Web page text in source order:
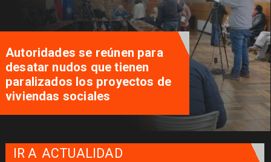
Alcalde de Pucón confirma
salida de la UFRO en la comuna
IR A ACTUALIDAD